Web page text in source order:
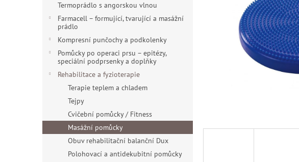
Termoprádlo s angorskou vlnou
Farmacell – formující, tvarující a masážní
prádlo
Kompresní punčochy a podkolenky
Pomůcky po operaci prsu – epitézy,
speciální podprsenky a doplňky
Rehabilitace a fyzioterapie
Terapie teplem a chladem
Tejpy
Cvičební pomůcky / Fitness
Masážní pomůcky
Obuv rehabilitační balanční Dux
Polohovací a antidekubitní pomůcky